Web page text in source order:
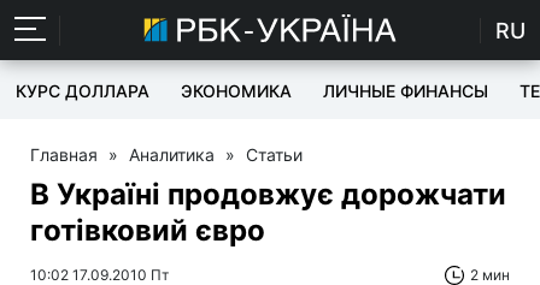
RU
КУРС ДОЛЛАРА ЭКОНОМИКА ЛИЧНЫЕ ФИНАНСЫ
Главная » Аналитика » Статьи
В Україні продовжує дорожчати
готівковий євро
10:02 17.09.2010 Пт 2 мин